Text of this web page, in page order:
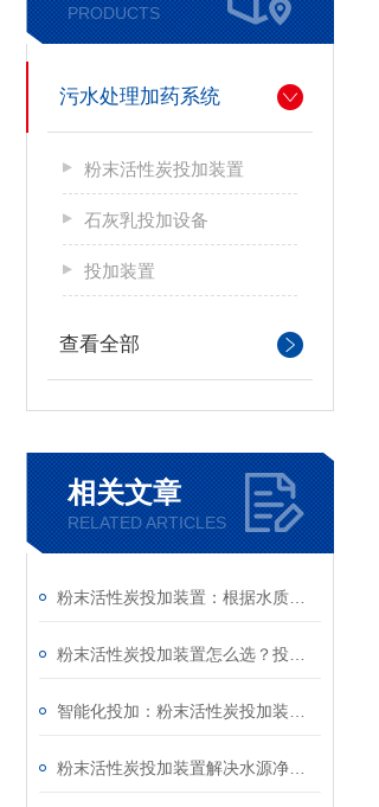
PRODUCTS
污水处理加药系统
粉末活性炭投加装置
石灰乳投加设备
投加装置
查看全部
相关文章
RELATED ARTICLES